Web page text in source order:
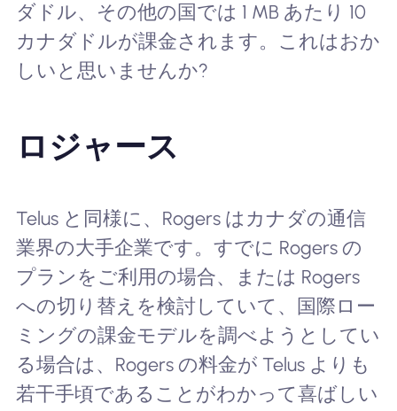
ダドル、その他の国では 1 MB あたり 10
カナダドルが課金されます。これはおか
しいと思いませんか?
ロジャース
Telus と同様に、Rogers はカナダの通信
業界の大手企業です。すでに Rogers の
プランをご利用の場合、または Rogers
への切り替えを検討していて、国際ロー
ミングの課金モデルを調べようとしてい
る場合は、Rogers の料金が Telus よりも
若干手頃であることがわかって喜ばしい